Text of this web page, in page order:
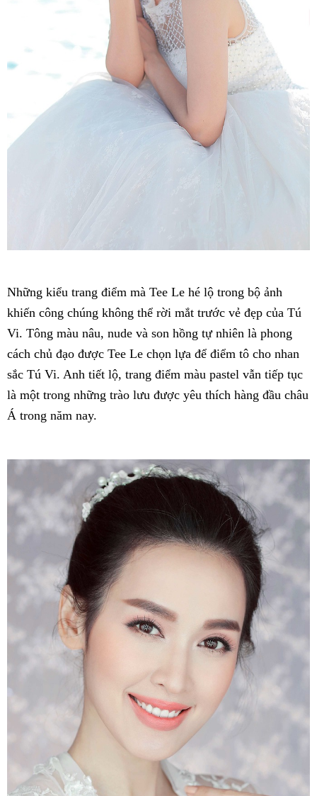
Những kiểu trang điểm mà Tee Le hé lộ trong bộ ảnh
khiến công chúng không thể rời mắt trước vẻ đẹp của Tú
Vi. Tông màu nâu, nude và son hồng tự nhiên là phong
cách chủ đạo được Tee Le chọn lựa để điểm tô cho nhan
sắc Tú Vi. Anh tiết lộ, trang điểm màu pastel vẫn tiếp tục
là một trong những trào lưu được yêu thích hàng đầu châu
Á trong năm nay.